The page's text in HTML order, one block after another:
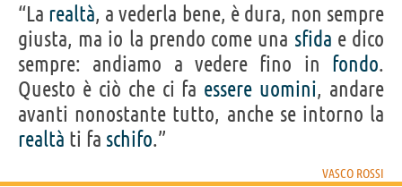
“La realtà, a vederla bene, è dura, non sempre
giusta, ma io la prendo come una sfida e dico
sempre: andiamo a vedere fino in fondo.
Questo è ciò che ci fa essere uomini, andare
avanti nonostante tutto, anche se intorno la
realtà ti fa schifo.”
VASCO ROSSI